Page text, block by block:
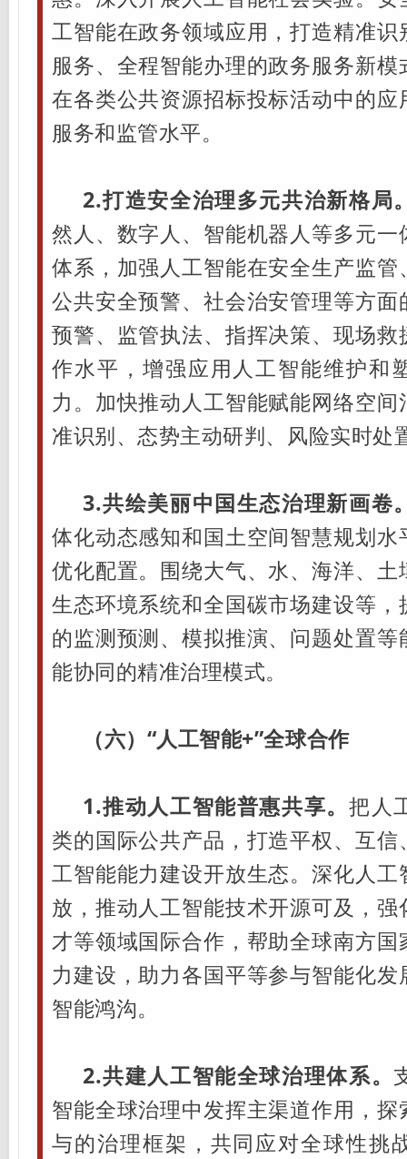
工智能在政务领域应用，打造精准
服务、全程智能办理的政务服务新
在各类公共资源招标投标活动中的
服务和监管水平。
2.打造安全治理多元共治新格局
然人、数字人、智能机器人等多元
体系，加强人工智能在安全生产监
公共安全预警、社会治安管理等方
预警、监管执法、指挥决策、现场
作水平，增强应用人工智能维护和
力。加快推动人工智能赋能网络空
准识别、态势主动研判、风险实时处
3.共绘美丽中国生态治理新画卷
体化动态感知和国土空间智慧规划
优化配置。围绕大气、水、海洋、
生态环境系统和全国碳市场建设等
的监测预测、模拟推演、问题处置
能协同的精准治理模式。
（六）“人工智能+”全球合作
1.推动人工智能普惠共享。 把人
类的国际公共产品，打造平权、互
工智能能力建设开放生态。深化人
放，推动人工智能技术开源可及，
才等领域国际合作，帮助全球南方
力建设，助力各国平等参与智能化
智能鸿沟。
2.共建人工智能全球治理体系。
智能全球治理中发挥主渠道作用，
与的治理框架，共同应对全球性挑